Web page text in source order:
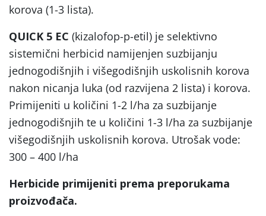
korova (1-3 lista).
QUICK 5 EC (kizalofop-p-etil) je selektivno
sistemični herbicid namijenjen suzbijanju
jednogodišnjih i višegodišnjih uskolisnih korova
nakon nicanja luka (od razvijena 2 lista) i korova.
Primijeniti u količini 1-2 l/ha za suzbijanje
jednogodišnjih te u količini 1-3 l/ha za suzbijanje
višegodišnjih uskolisnih korova. Utrošak vode:
300 – 400 l/ha
Herbicide primijeniti prema preporukama
proizvođača.